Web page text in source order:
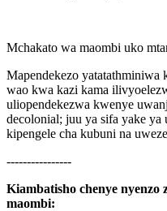
Mchakato wa maombi uko
Mapendekezo
wao kwa kazi kama
uliopendekezwa kwenye
decolonial; juu ya sifa yake ya
kipengele cha kubuni na
----------------
Kiambatisho chenye
maombi: